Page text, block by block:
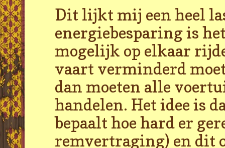
Dit lijkt mij een heel
energiebesparing is
mogelijk op elkaar
vaart verminderd
dan moeten alle
handelen. Het idee is
bepaalt hoe hard er
remvertraging) en dit